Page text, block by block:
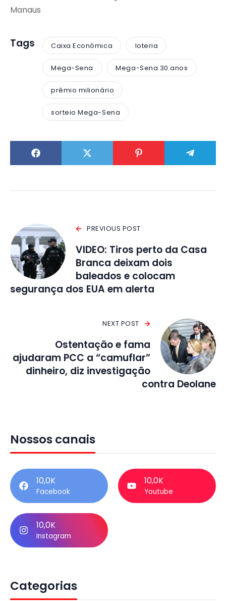
Manaus
Tags Caixa Econômica loteria
Mega-Sena Mega-Sena 30 anos
prêmio milionário
sorteio Mega-Sena
PREVIOUS POST
VIDEO: Tiros perto da Casa
Branca deixam dois
baleados e colocam
segurança dos EUA em alerta
NEXT POST
Ostentação e fama
ajudaram PCC a “camuflar”
dinheiro, diz investigação
contra Deolane
Nossos canais
10,0K
Facebook
10,0K
Youtube
10,0K
Instagram
Categorias